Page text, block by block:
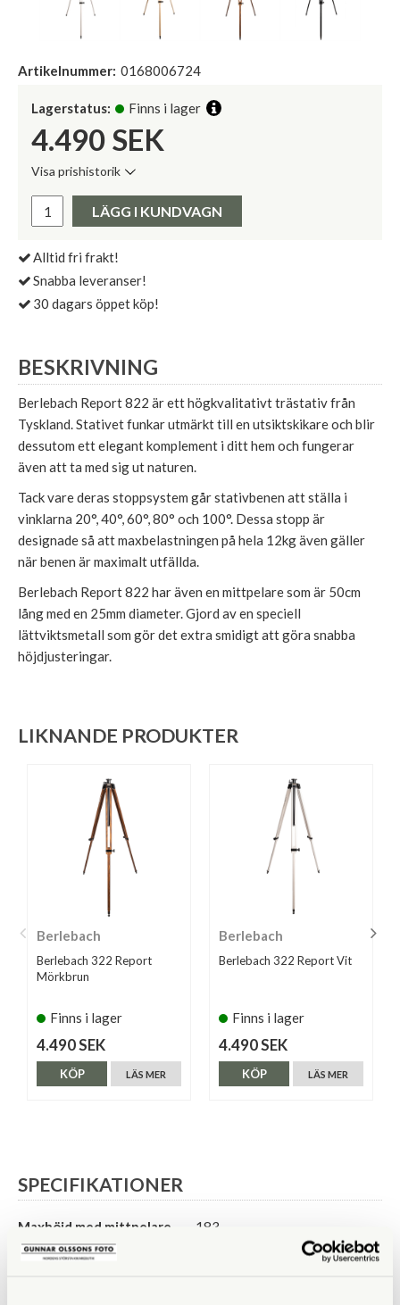
Artikelnummer: 0168006724
Lagerstatus: Finns i lager
4.490 SEK
Visa prishistorik
Pris:
LÄGG I KUNDVAGN
Alltid fri frakt!
Snabba leveranser!
30 dagars öppet köp!
BESKRIVNING
Berlebach Report 822 är ett högkvalitativt trästativ från
Tyskland. Stativet funkar utmärkt till en utsiktskikare och blir
dessutom ett elegant komplement i ditt hem och fungerar
även att ta med sig ut naturen.
Tack vare deras stoppsystem går stativbenen att ställa i
vinklarna 20°, 40°, 60°, 80° och 100°. Dessa stopp är
designade så att maxbelastningen på hela 12kg även gäller
när benen är maximalt utfällda.
Berlebach Report 822 har även en mittpelare som är 50cm
lång med en 25mm diameter. Gjord av en speciell
lättviktsmetall som gör det extra smidigt att göra snabba
höjdjusteringar.
LIKNANDE PRODUKTER
Berlebach
Berlebach 322 Report
Mörkbrun
Finns i lager
4.490 SEK
LÄS MER
KÖP
Berlebach
Berlebach 322 Report Vit
Finns i lager
4.490 SEK
LÄS MER
KÖP
SPECIFIKATIONER
Maxhöjd med mittpelare
(cm)
183